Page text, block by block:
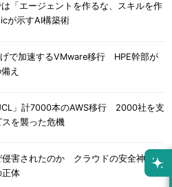
「エージェントを作るな、スキルを作
示すAI構築術
で加速するVMware移行 HPE幹部が
え
JCL」計7000本のAWS移行 2000社を支
を襲った危機
侵害されたのか クラウドの安全神話を
正体